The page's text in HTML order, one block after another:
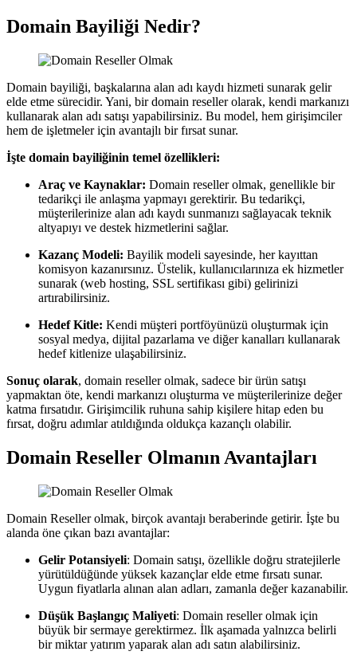
Domain Bayiliği Nedir?
Domain bayiliği, başkalarına alan adı kaydı hizmeti sunarak gelir
elde etme sürecidir. Yani, bir domain reseller olarak, kendi markanızı
kullanarak alan adı satışı yapabilirsiniz. Bu model, hem girişimciler
hem de işletmeler için avantajlı bir fırsat sunar.
İşte domain bayiliğinin temel özellikleri:
Araç ve Kaynaklar: Domain reseller olmak, genellikle bir
tedarikçi ile anlaşma yapmayı gerektirir. Bu tedarikçi,
müşterilerinize alan adı kaydı sunmanızı sağlayacak teknik
altyapıyı ve destek hizmetlerini sağlar.
Kazanç Modeli: Bayilik modeli sayesinde, her kayıttan
komisyon kazanırsınız. Üstelik, kullanıcılarınıza ek hizmetler
sunarak (web hosting, SSL sertifikası gibi) gelirinizi
artırabilirsiniz.
Hedef Kitle: Kendi müşteri portföyünüzü oluşturmak için
sosyal medya, dijital pazarlama ve diğer kanalları kullanarak
hedef kitlenize ulaşabilirsiniz.
Sonuç olarak, domain reseller olmak, sadece bir ürün satışı
yapmaktan öte, kendi markanızı oluşturma ve müşterilerinize değer
katma fırsatıdır. Girişimcilik ruhuna sahip kişilere hitap eden bu
fırsat, doğru adımlar atıldığında oldukça kazançlı olabilir.
Domain Reseller Olmanın Avantajları
Domain Reseller olmak, birçok avantajı beraberinde getirir. İşte bu
alanda öne çıkan bazı avantajlar:
Gelir Potansiyeli: Domain satışı, özellikle doğru stratejilerle
yürütüldüğünde yüksek kazançlar elde etme fırsatı sunar.
Uygun fiyatlarla alınan alan adları, zamanla değer kazanabilir.
Düşük Başlangıç Maliyeti: Domain reseller olmak için
büyük bir sermaye gerektirmez. İlk aşamada yalnızca belirli
bir miktar yatırım yaparak alan adı satın alabilirsiniz.